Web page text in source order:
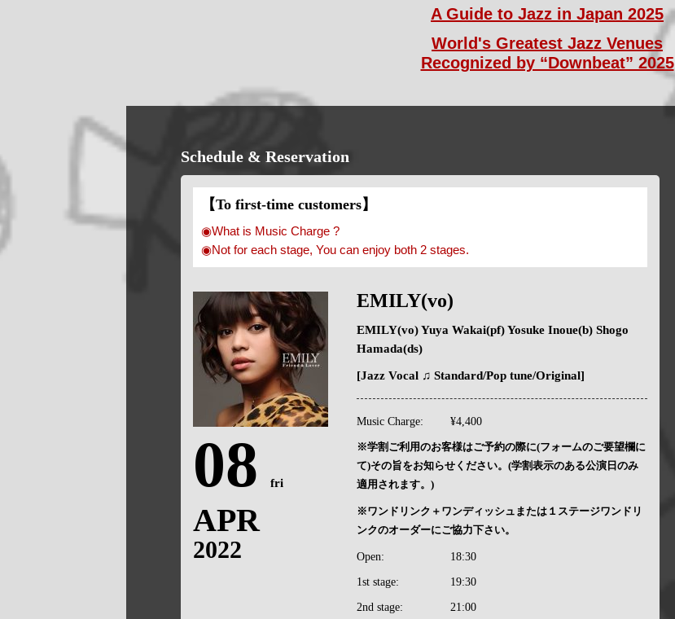
A Guide to Jazz in Japan 2025
World's Greatest Jazz Venues
Recognized by “Downbeat” 2025
Schedule & Reservation
【To first-time customers】
◉What is Music Charge ?
◉Not for each stage, You can enjoy both 2 stages.
08 fri
APR
2022
EMILY(vo)
EMILY(vo) Yuya Wakai(pf) Yosuke Inoue(b) Shogo
Hamada(ds)
[Jazz Vocal ♫ Standard/Pop tune/Original]
Music Charge: ¥4,400
※学割ご利用のお客様はご予約の際に(フォームのご要望欄に
て)その旨をお知らせください。(学割表示のある公演日のみ
適用されます。)
※ワンドリンク＋ワンディッシュまたは１ステージワンドリ
ンクのオーダーにご協力下さい。
Open: 18:30
1st stage: 19:30
2nd stage: 21:00